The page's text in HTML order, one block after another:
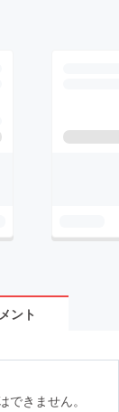
ント
きません。